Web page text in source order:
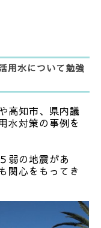
用水について勉強
高知市、県内議
水対策の事例を
弱の地震があ
関心をもってき